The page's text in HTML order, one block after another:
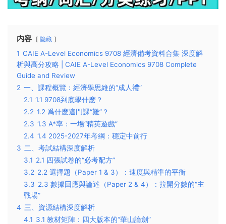
内容 隐藏
1 CAIE A-Level Economics 9708 經濟備考資料合集 深度解
析與高分攻略 | CAIE A-Level Economics 9708 Complete
Guide and Review
2 一、課程概覽：經濟學思維的“成人禮”
2.1 1.1 9708到底學什麽？
2.2 1.2 爲什麽這門課“難”？
2.3 1.3 A*率：一場“精英遊戲”
2.4 1.4 2025-2027年考綱：穩定中前行
3 二、考試結構深度解析
3.1 2.1 四張試卷的“必考配方”
3.2 2.2 選擇題（Paper 1 & 3）：速度與精準的平衡
3.3 2.3 數據回應與論述（Paper 2 & 4）：拉開分數的“主
戰場”
4 三、資源結構深度解析
4.1 3.1 教材矩陣：四大版本的“華山論劍”